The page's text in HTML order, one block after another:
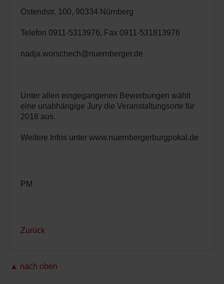
Ostendstr. 100, 90334 Nürnberg
Telefon 0911-5313976, Fax 0911-531813976
nadja.worschech@nuernberger.de
Unter allen eingegangenen Bewerbungen wählt
eine unabhängige Jury die Veranstaltungsorte für
2018 aus.
Weitere Infos unter www.nuernbergerburgpokal.de
PM
Zurück
▲ nach oben